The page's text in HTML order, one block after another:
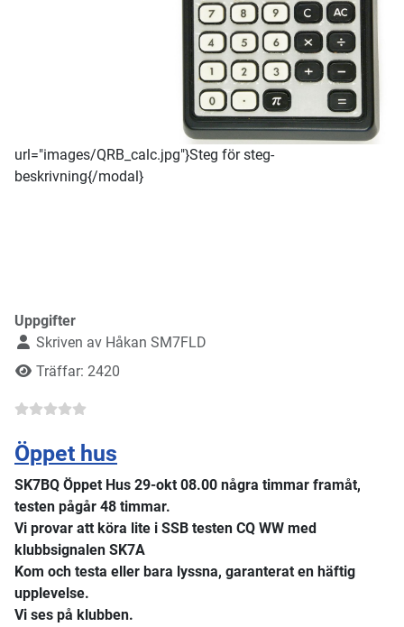
url="images/QRB_calc.jpg"}Steg för steg-
beskrivning{/modal}
Uppgifter
Skriven av Håkan SM7FLD
Träffar: 2420
Öppet hus
SK7BQ Öppet Hus 29-okt 08.00 några timmar framåt,
testen pågår 48 timmar.
Vi provar att köra lite i SSB testen CQ WW med
klubbsignalen SK7A
Kom och testa eller bara lyssna, garanterat en häftig
upplevelse.
Vi ses på klubben.